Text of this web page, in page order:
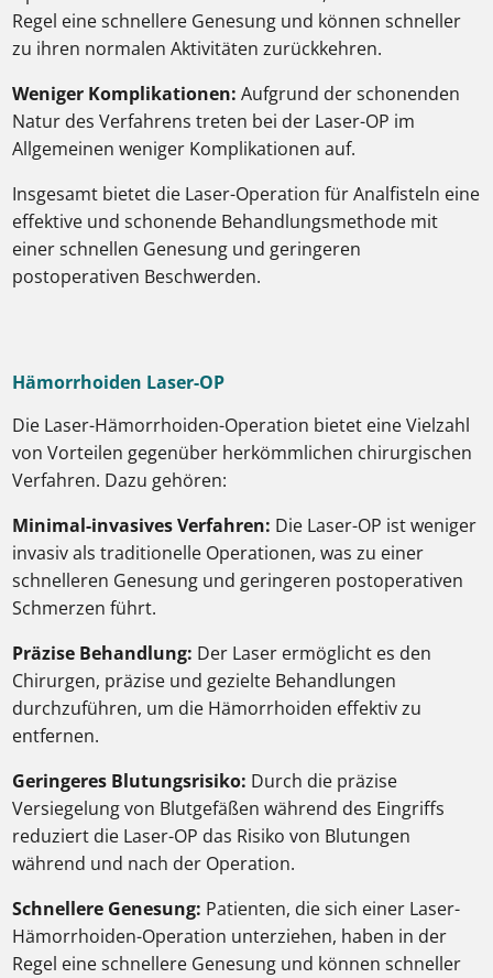
Regel eine schnellere Genesung und können schneller
zu ihren normalen Aktivitäten zurückkehren.
Weniger Komplikationen: Aufgrund der schonenden
Natur des Verfahrens treten bei der Laser-OP im
Allgemeinen weniger Komplikationen auf.
Insgesamt bietet die Laser-Operation für Analfisteln eine
effektive und schonende Behandlungsmethode mit
einer schnellen Genesung und geringeren
postoperativen Beschwerden.
Hämorrhoiden Laser-OP
Die Laser-Hämorrhoiden-Operation bietet eine Vielzahl
von Vorteilen gegenüber herkömmlichen chirurgischen
Verfahren. Dazu gehören:
Minimal-invasives Verfahren: Die Laser-OP ist weniger
invasiv als traditionelle Operationen, was zu einer
schnelleren Genesung und geringeren postoperativen
Schmerzen führt.
Präzise Behandlung: Der Laser ermöglicht es den
Chirurgen, präzise und gezielte Behandlungen
durchzuführen, um die Hämorrhoiden effektiv zu
entfernen.
Geringeres Blutungsrisiko: Durch die präzise
Versiegelung von Blutgefäßen während des Eingriffs
reduziert die Laser-OP das Risiko von Blutungen
während und nach der Operation.
Schnellere Genesung: Patienten, die sich einer Laser-
Hämorrhoiden-Operation unterziehen, haben in der
Regel eine schnellere Genesung und können schneller